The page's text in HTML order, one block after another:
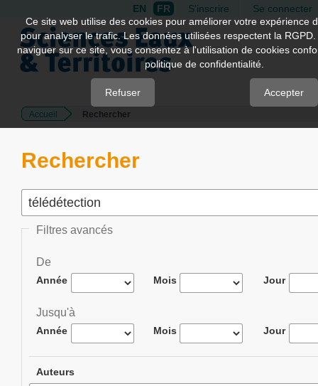
Quick
jump
page
Main
Content
EN FR S'inscrire Se connecter
Accueil Rechercher
Rechercher
Filtres avancés
De
Année Mois Jour
Jusqu'à
Année Mois Jour
Auteurs
Ce site web utilise des cookies pour améliorer votre expérience
pour analyser le trafic. Les données utilisées respectent la
naviguer sur ce site, vous consentez à l'utilisation de cookies
politique de confidentialité.
Refuser Accepter